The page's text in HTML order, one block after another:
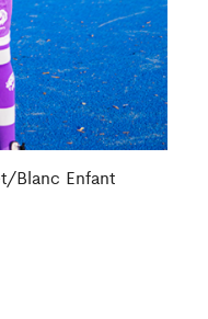
Blanc Enfant